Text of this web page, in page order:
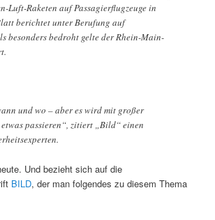
Luft-Raketen auf Passagierflugzeuge in
berichtet unter Berufung auf
besonders bedroht gelte der Rhein-Main-
und wo – aber es wird mit großer
passieren“, zitiert „Bild“ einen
Und bezieht sich auf die
BILD, der man folgendes zu diesem Thema